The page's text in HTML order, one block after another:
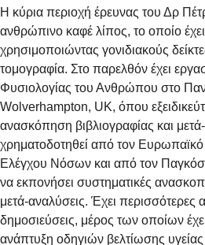
Η κύρια περιοχή έρευνας του Δρ
ανθρώπινο καφέ λίπος, το οποίο
χρησιμοποιώντας γονιδιακούς
τομογραφία. Στο παρελθόν έχει
Φυσιολογίας του Ανθρώπου στο
Wolverhampton, UK, όπου
ανασκόπηση βιβλιογραφίας και
χρηματοδοτηθεί από τον
Ελέγχου Νόσων και από τον
να εκπονήσει συστηματικές
μετά-αναλύσεις. Έχει περισσότερες
δημοσιεύσεις, μέρος των οποίων
ανάπτυξη οδηγιών βελτίωσης